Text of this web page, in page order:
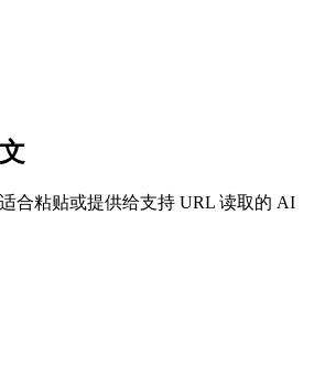
合粘贴或提供给支持 URL 读取的 AI